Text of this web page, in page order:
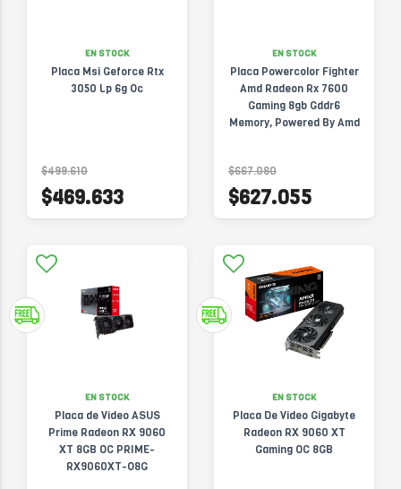
EN STOCK
Placa Msi Geforce Rtx
3050 Lp 6g Oc
$499.610
$469.633
EN STOCK
Placa Powercolor Fighter
Amd Radeon Rx 7600
Gaming 8gb Gddr6
Memory, Powered By Amd
$667.080
$627.055
EN STOCK
Placa de Video ASUS
Prime Radeon RX 9060
XT 8GB OC PRIME-
RX9060XT-O8G
EN STOCK
Placa De Video Gigabyte
Radeon RX 9060 XT
Gaming OC 8GB